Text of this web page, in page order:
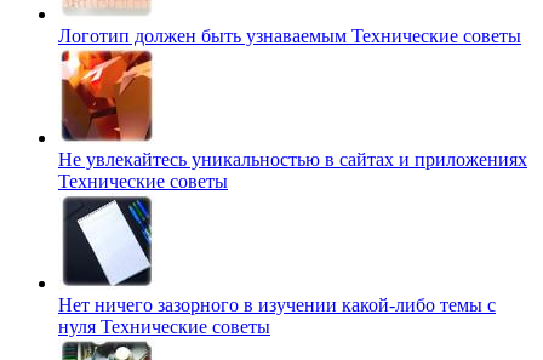
Логотип должен быть узнаваемым Технические советы
Не увлекайтесь уникальностью в сайтах и приложениях
Технические советы
Нет ничего зазорного в изучении какой-либо темы с
нуля Технические советы